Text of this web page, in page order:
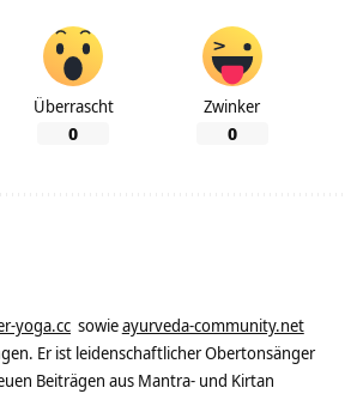
Überrascht
0
Zwinker
0
yoga.cc sowieayurveda-community.net
Er ist leidenschaftlicher Obertonsänger
Beiträgen aus Mantra- und Kirtan